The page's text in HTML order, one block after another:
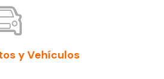
y Vehículos